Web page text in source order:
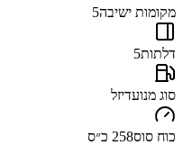
מקומות ישיבה5
דלתות5
סוג מנועדיזל
כוח סוס258 כ״ס